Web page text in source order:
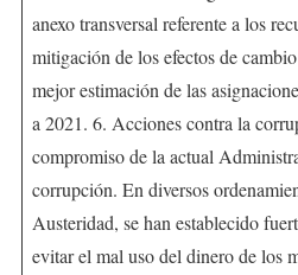
anexo transversal referente a los
mitigación de los efectos de
mejor estimación de las
a 2021. 6. Acciones contra la
compromiso de la actual
corrupción. En diversos
Austeridad, se han establecido
evitar el mal uso del dinero de los